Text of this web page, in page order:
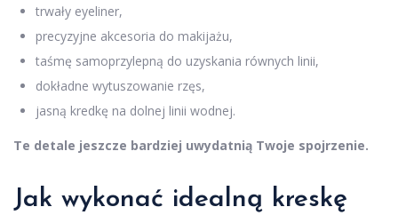
trwały eyeliner,
precyzyjne akcesoria do makijażu,
taśmę samoprzylepną do uzyskania równych linii,
dokładne wytuszowanie rzęs,
jasną kredkę na dolnej linii wodnej.
Te detale jeszcze bardziej uwydatnią Twoje spojrzenie.
Jak wykonać idealną kreskę